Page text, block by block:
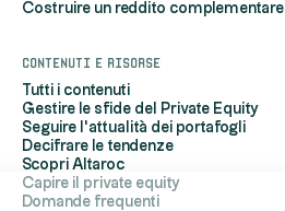
Costruire un reddito complementare
Contenuti e risorse
Tutti i contenuti
Gestire le sfide del Private Equity
Seguire l'attualità dei portafogli
Decifrare le tendenze
Scopri Altaroc
Capire il private equity
Domande frequenti